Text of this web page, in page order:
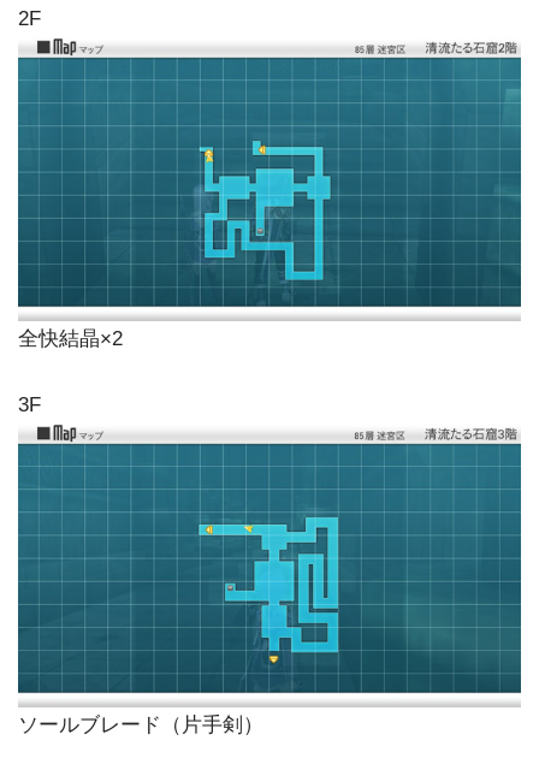
2F
全快結晶×2
3F
ソールブレード（片手剣）